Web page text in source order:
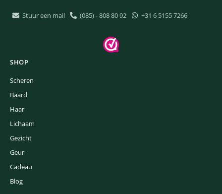
Stuur een mail (085) - 808 80 92 +31 6 5155 7266
SHOP
Scheren
Baard
Haar
Lichaam
Gezicht
Geur
Cadeau
Blog